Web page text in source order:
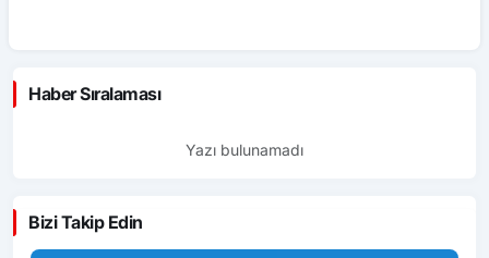
Haber Sıralaması
Yazı bulunamadı
Bizi Takip Edin